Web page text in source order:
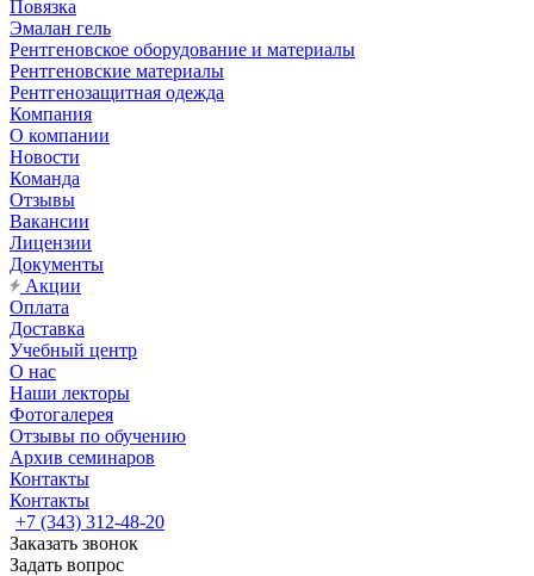
Повязка
Эмалан гель
Рентгеновское оборудование и материалы
Рентгеновские материалы
Рентгенозащитная одежда
Компания
О компании
Новости
Команда
Отзывы
Вакансии
Лицензии
Документы
Акции
Оплата
Доставка
Учебный центр
О нас
Наши лекторы
Фотогалерея
Отзывы по обучению
Архив семинаров
Контакты
Контакты
+7 (343) 312-48-20
Заказать звонок
Задать вопрос